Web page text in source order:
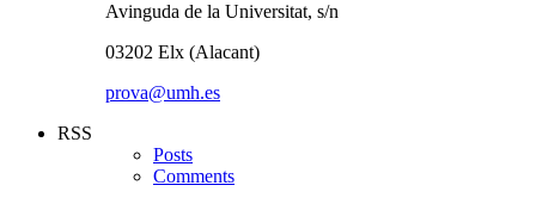
Avinguda de la Universitat, s/n
03202 Elx (Alacant)
prova@umh.es
RSS
Posts
Comments